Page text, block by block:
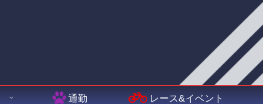
通勤 レース&イベント